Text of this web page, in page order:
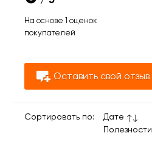
На основе 1 оценок
покупателей
Оставить свой отзыв
Сортировать по: Дате
Полезности